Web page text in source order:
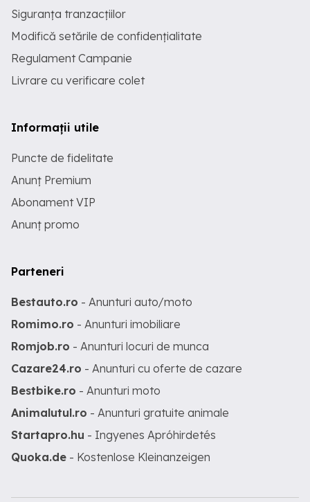
Siguranța tranzacțiilor
Modifică setările de confidențialitate
Regulament Campanie
Livrare cu verificare colet
Informații utile
Puncte de fidelitate
Anunț Premium
Abonament VIP
Anunț promo
Parteneri
Bestauto.ro - Anunturi auto/moto
Romimo.ro - Anunturi imobiliare
Romjob.ro - Anunturi locuri de munca
Cazare24.ro - Anunturi cu oferte de cazare
Bestbike.ro - Anunturi moto
Animalutul.ro - Anunturi gratuite animale
Startapro.hu - Ingyenes Apróhirdetés
Quoka.de - Kostenlose Kleinanzeigen